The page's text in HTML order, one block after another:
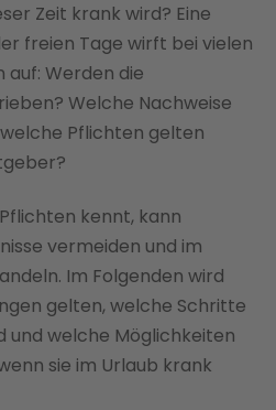
Zeit krank wird? Eine
freien Tage wirft bei vielen
Werden die
Welche Nachweise
Pflichten gelten
kennt, kann
vermeiden und im
Im Folgenden wird
gelten, welche Schritte
und welche Möglichkeiten
sie im Urlaub krank